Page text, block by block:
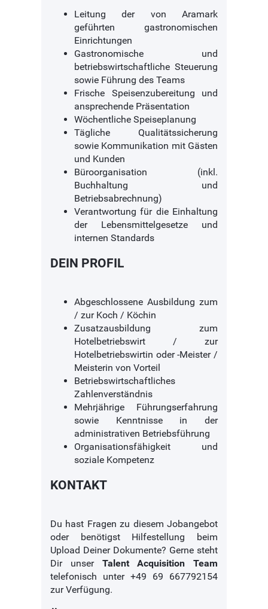
Leitung der von Aramark
geführten gastronomischen
Einrichtungen
Gastronomische und
betriebswirtschaftliche Steuerung
sowie Führung des Teams
Frische Speisenzubereitung und
ansprechende Präsentation
Wöchentliche Speiseplanung
Tägliche Qualitätssicherung
sowie Kommunikation mit Gästen
und Kunden
Büroorganisation (inkl.
Buchhaltung und
Betriebsabrechnung)
Verantwortung für die Einhaltung
der Lebensmittelgesetze und
internen Standards
DEIN PROFIL
Abgeschlossene Ausbildung zum
/ zur Koch / Köchin
Zusatzausbildung zum
Hotelbetriebswirt / zur
Hotelbetriebswirtin oder -Meister /
Meisterin von Vorteil
Betriebswirtschaftliches
Zahlenverständnis
Mehrjährige Führungserfahrung
sowie Kenntnisse in der
administrativen Betriebsführung
Organisationsfähigkeit und
soziale Kompetenz
KONTAKT
Du hast Fragen zu diesem Jobangebot
oder benötigst Hilfestellung beim
Upload Deiner Dokumente? Gerne steht
Dir unser Talent Acquisition Team
telefonisch unter +49 69 667792154
zur Verfügung.